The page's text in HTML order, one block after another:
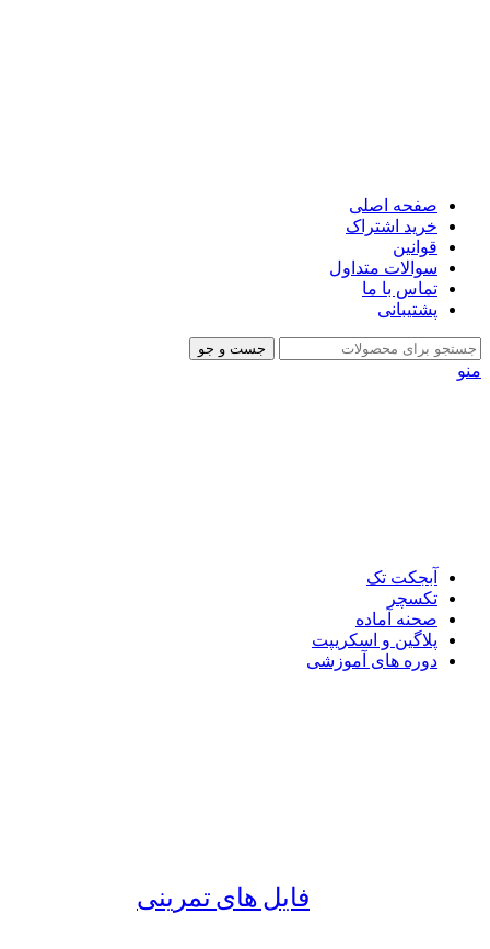
صفحه اصلی
خرید اشتراک
قوانین
سوالات متداول
تماس با ما
پشتیبانی
جست و جو
منو
آبجکت تک
تکسچر
صحنه آماده
پلاگین و اسکریپت
دوره های آموزشی
فایل های تمرینی